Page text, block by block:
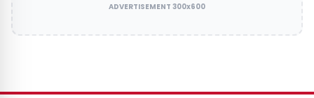
ADVERTISEMENT 300x600